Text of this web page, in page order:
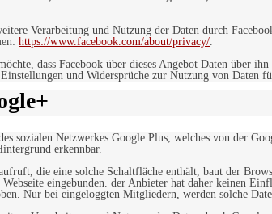
Verarbeitung und Nutzung der Daten durch
https://www.facebook.com/about/privacy/.
dass Facebook über dieses Angebot Daten über
und Widersprüche zur Nutzung von Daten
sozialen Netzwerkes Google Plus, welches von der
erkennbar.
die eine solche Schaltfläche enthält, baut der
eingebunden. der Anbieter hat daher keinen
Nur bei eingeloggten Mitgliedern, werden solche